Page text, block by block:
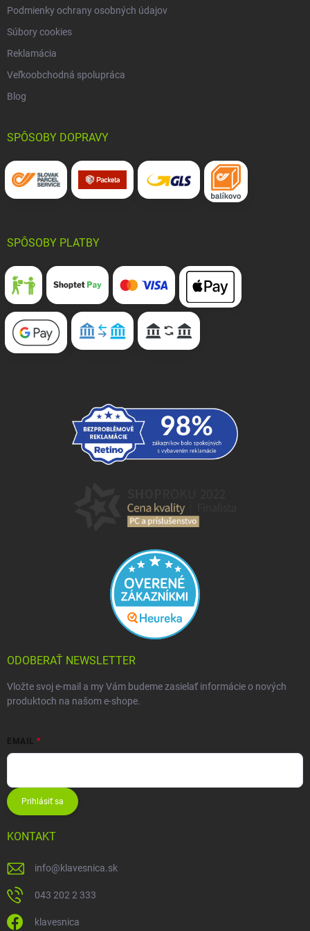
Podmienky ochrany osobných údajov
Súbory cookies
Reklamácia
Veľkoobchodná spolupráca
Blog
SPÔSOBY DOPRAVY
SPÔSOBY PLATBY
ODOBERAŤ NEWSLETTER
Vložte svoj e-mail a my Vám budeme zasielať informácie o nových
produktoch na našom e-shope.
EMAIL
Prihlásiť sa
KONTAKT
info@klavesnica.sk
043 202 2 333
klavesnica